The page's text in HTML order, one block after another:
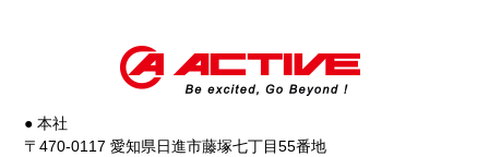
● 本社
〒470-0117 愛知県日進市藤塚七丁目55番地